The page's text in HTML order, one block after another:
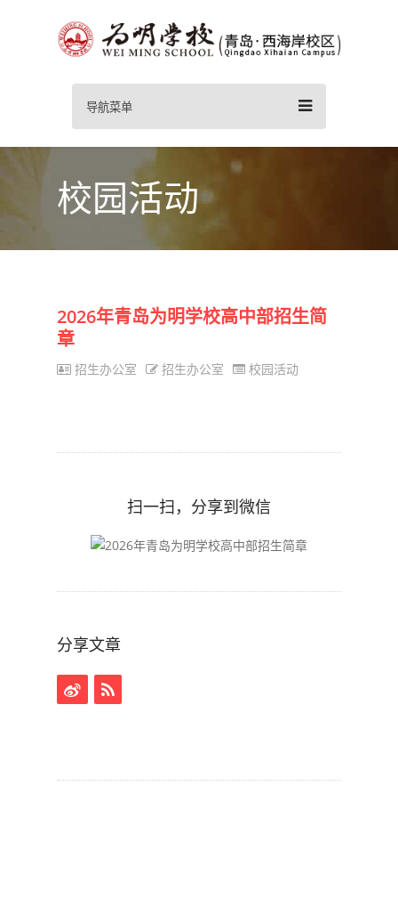
导航菜单
校园活动
2026年青岛为明学校高中部招生简
章
招生办公室 招生办公室 校园活动
扫一扫，分享到微信
分享文章